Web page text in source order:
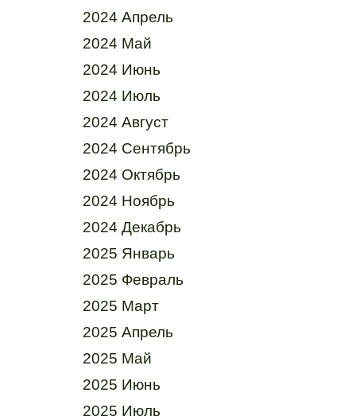
2024 Апрель
2024 Май
2024 Июнь
2024 Июль
2024 Август
2024 Сентябрь
2024 Октябрь
2024 Ноябрь
2024 Декабрь
2025 Январь
2025 Февраль
2025 Март
2025 Апрель
2025 Май
2025 Июнь
2025 Июль